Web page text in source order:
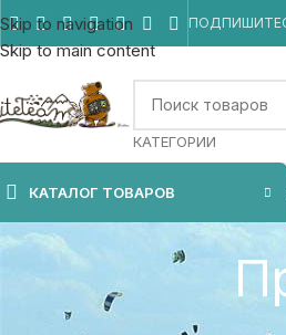
Skip to navigation
Skip to main content
КАТЕГОРИИ
КАТАЛОГ ТОВАРОВ